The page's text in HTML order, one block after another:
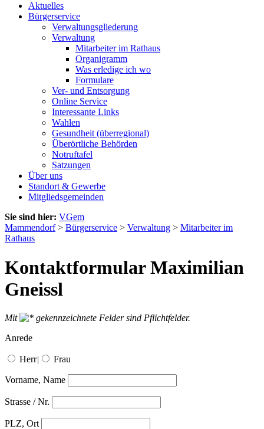
Aktuelles
Bürgerservice
Verwaltungsgliederung
Verwaltung
Mitarbeiter im Rathaus
Organigramm
Was erledige ich wo
Formulare
Ver- und Entsorgung
Online Service
Interessante Links
Wahlen
Gesundheit (überregional)
Überörtliche Behörden
Notruftafel
Satzungen
Über uns
Standort & Gewerbe
Mitgliedsgemeinden
Sie sind hier: VGem
Mammendorf> Bürgerservice > Verwaltung > Mitarbeiter im
Rathaus
Kontaktformular Maximilian
Gneissl
Mit
gekennzeichnete Felder sind Pflichtfelder.
Anrede
Herr| Frau
Vorname, Name
Strasse / Nr.
PLZ, Ort